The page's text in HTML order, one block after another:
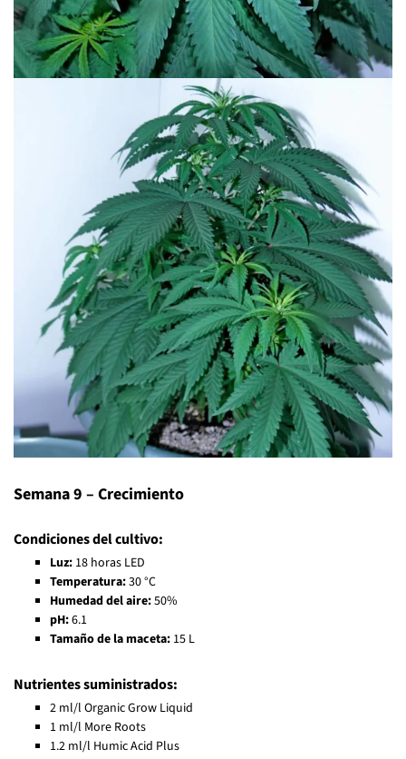
Semana 9 – Crecimiento
Condiciones del cultivo:
Luz: 18 horas LED
Temperatura:30 °C
Humedad del aire:50%
pH:6.1
Tamaño de la maceta: 15 L
Nutrientes suministrados:
2 ml/l Organic Grow Liquid
1 ml/l More Roots
1.2 ml/l Humic Acid Plus